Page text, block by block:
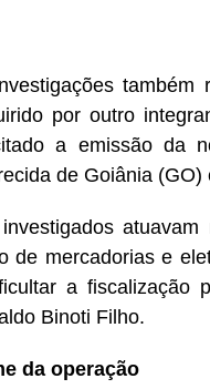
também
por outro
a emissão da
de Goiânia
investigados
de mercadorias e
a fiscalização
Binoti Filho.
da operação